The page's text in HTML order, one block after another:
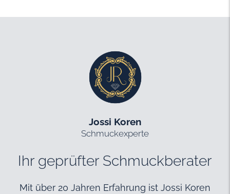
Jossi Koren
Schmuckexperte
Ihr geprüfter Schmuckberater
Mit über 20 Jahren Erfahrung ist Jossi Koren